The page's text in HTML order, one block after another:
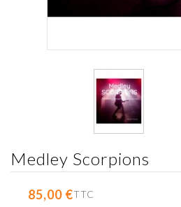
Medley Scorpions
85,00 €TTC